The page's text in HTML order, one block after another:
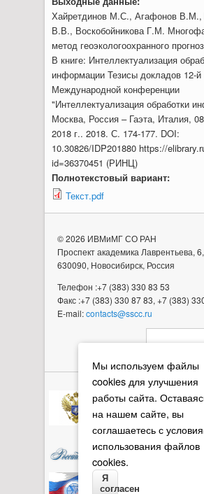
Хайретдинов М.С., Агафонов В.М.,
В.В., Воскобойникова Г.М.
метод геоэкологоохранного
В книге: Интеллектуализация
информации Тезисы докладов 12-й
Международной конференции
"Интеллектуализация обработки
Москва, Россия – Гаэта, Италия,
2018 г.. 2018. С. 174-177. DOI:
10.30826/IDP201880 https://
id=36370451 (РИНЦ)
Полнотекстовый вариант:
Текст.pdf
Мы используем файлы
cookies для улучшения
работы сайта.
на нашем сайте, вы
соглашаетесь с
использования файлов
cookies.
Я
согласен
© 2026 ИВМиМГ СО РАН
Проспект академика Лаврентьева, 6,
630090, Новосибирск, Россия
Телефон :+7 (383) 330 83 53
Факс :+7 (383) 330 87 83, +7 (383)
E-mail:contacts@sscc.ru
Форма